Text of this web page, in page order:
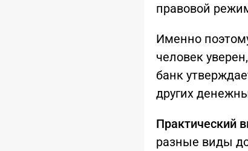
правовой
Именно
человек
банк
других
Практический
разные виды